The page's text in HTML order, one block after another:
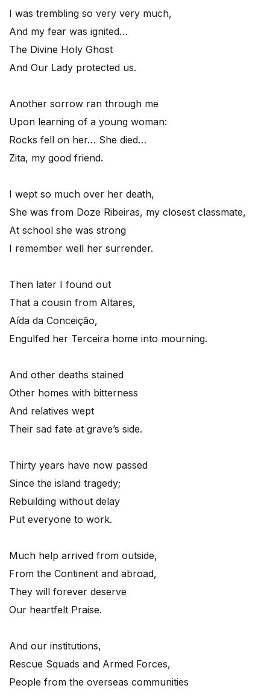
I was trembling so very very much,
And my fear was ignited…
The Divine Holy Ghost
And Our Lady protected us.
Another sorrow ran through me
Upon learning of a young woman:
Rocks fell on her… She died…
Zita, my good friend.
I wept so much over her death,
She was from Doze Ribeiras, my closest classmate,
At school she was strong
I remember well her surrender.
Then later I found out
That a cousin from Altares,
Aída da Conceição,
Engulfed her Terceira home into mourning.
And other deaths stained
Other homes with bitterness
And relatives wept
Their sad fate at grave’s side.
Thirty years have now passed
Since the island tragedy;
Rebuilding without delay
Put everyone to work.
Much help arrived from outside,
From the Continent and abroad,
They will forever deserve
Our heartfelt Praise.
And our institutions,
Rescue Squads and Armed Forces,
People from the overseas communities